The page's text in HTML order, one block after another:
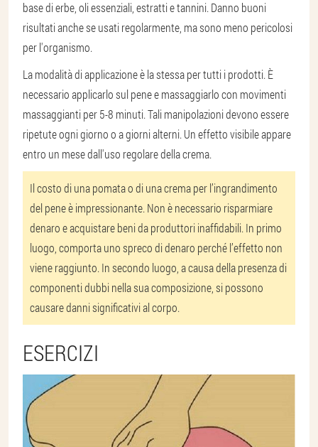
base di erbe, oli essenziali, estratti e tannini. Danno buoni
risultati anche se usati regolarmente, ma sono meno pericolosi
per l'organismo.
La modalità di applicazione è la stessa per tutti i prodotti. È
necessario applicarlo sul pene e massaggiarlo con movimenti
massaggianti per 5-8 minuti. Tali manipolazioni devono essere
ripetute ogni giorno o a giorni alterni. Un effetto visibile appare
entro un mese dall'uso regolare della crema.
Il costo di una pomata o di una crema per l’ingrandimento
del pene è impressionante. Non è necessario risparmiare
denaro e acquistare beni da produttori inaffidabili. In primo
luogo, comporta uno spreco di denaro perché l’effetto non
viene raggiunto. In secondo luogo, a causa della presenza di
componenti dubbi nella sua composizione, si possono
causare danni significativi al corpo.
ESERCIZI